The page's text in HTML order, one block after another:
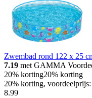
Zwembad rond 122 x 25
7.19 met GAMMA
20% korting20% korting
20% korting,
8.99